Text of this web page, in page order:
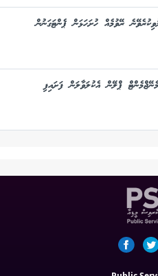
ރޭވުމެއް ހުށަހަޅަން ޕެންޓަގަނުން
ޕްލޭން އެކުލަވާލަން ފަށައިފި